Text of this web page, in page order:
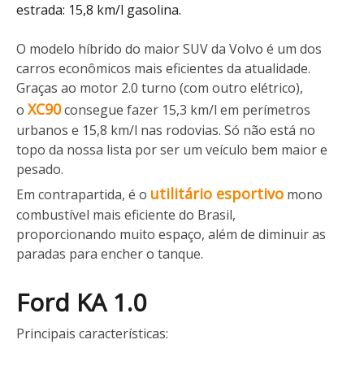
estrada: 15,8 km/l gasolina.
O modelo híbrido do maior SUV da Volvo é um dos
carros econômicos mais eficientes da atualidade.
Graças ao motor 2.0 turno (com outro elétrico),
o XC90consegue fazer 15,3 km/l em perímetros
urbanos e 15,8 km/l nas rodovias. Só não está no
topo da nossa lista por ser um veículo bem maior e
pesado.
Em contrapartida, é o utilitário esportivo mono
combustível mais eficiente do Brasil,
proporcionando muito espaço, além de diminuir as
paradas para encher o tanque.
Ford KA 1.0
Principais características: